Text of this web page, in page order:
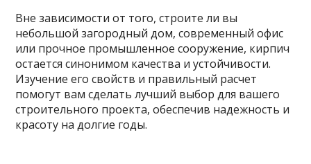
Вне зависимости от того, строите ли вы
небольшой загородный дом, современный офис
или прочное промышленное сооружение, кирпич
остается синонимом качества и устойчивости.
Изучение его свойств и правильный расчет
помогут вам сделать лучший выбор для вашего
строительного проекта, обеспечив надежность и
красоту на долгие годы.